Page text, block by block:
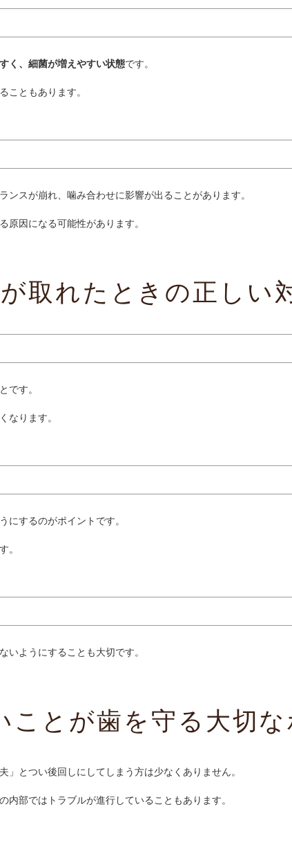
く、細菌が増えやすい状態です。
こともあります。
スが崩れ、噛み合わせに影響が出ることがあります。
原因になる可能性があります。
取れたときの正しい
です。
なります。
にするのがポイントです。
。
いようにすることも大切です。
ことが歯を守る大切
とつい後回しにしてしまう方は少なくありません。
内部ではトラブルが進行していることもあります。